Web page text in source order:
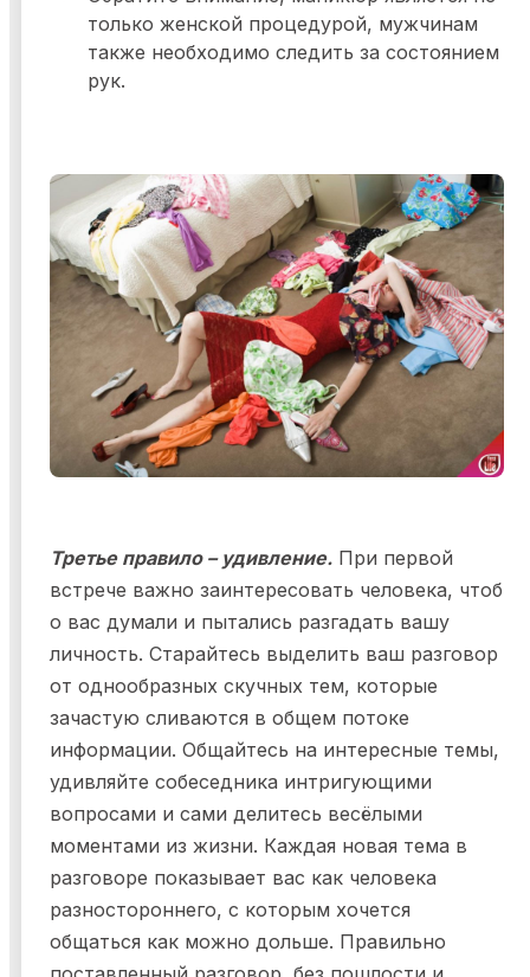
только женской процедурой, мужчинам
также необходимо следить за состоянием
рук.
Третье правило – удивление. При первой
встрече важно заинтересовать человека, чтоб
о вас думали и пытались разгадать вашу
личность. Старайтесь выделить ваш разговор
от однообразных скучных тем, которые
зачастую сливаются в общем потоке
информации. Общайтесь на интересные темы,
удивляйте собеседника интригующими
вопросами и сами делитесь весёлыми
моментами из жизни. Каждая новая тема в
разговоре показывает вас как человека
разностороннего, с которым хочется
общаться как можно дольше. Правильно